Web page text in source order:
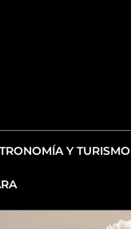
Y TURISMO